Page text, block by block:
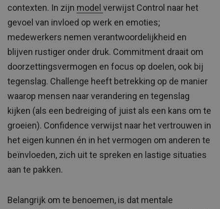
contexten. In zijn model verwijst Control naar het
gevoel van invloed op werk en emoties;
medewerkers nemen verantwoordelijkheid en
blijven rustiger onder druk. Commitment draait om
doorzettingsvermogen en focus op doelen, ook bij
tegenslag. Challenge heeft betrekking op de manier
waarop mensen naar verandering en tegenslag
kijken (als een bedreiging of juist als een kans om te
groeien). Confidence verwijst naar het vertrouwen in
het eigen kunnen én in het vermogen om anderen te
beïnvloeden, zich uit te spreken en lastige situaties
aan te pakken.
Belangrijk om te benoemen, is dat mentale